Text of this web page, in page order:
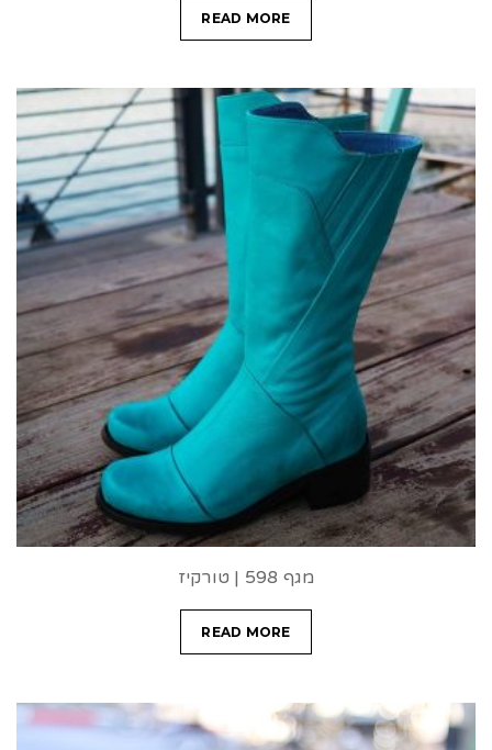
READ MORE
מגף 598 | טורקיז
READ MORE